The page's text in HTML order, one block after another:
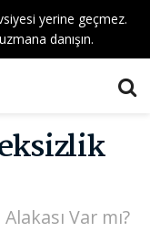
yerine geçmez.
danışın.
Var mı?